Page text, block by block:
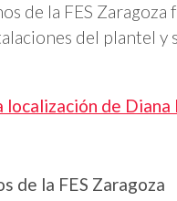
de la FES
del plantel y
localización de
de la FES Zaragoza